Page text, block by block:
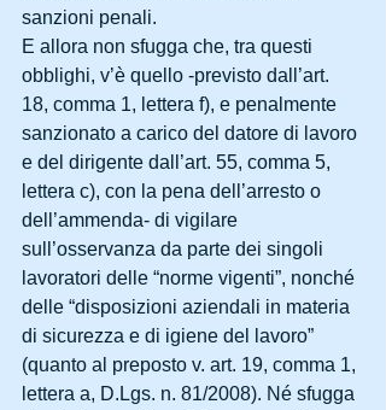
sanzioni penali.
E allora non sfugga che, tra questi
obblighi, v’è quello -previsto dall’art.
18, comma 1, lettera f), e penalmente
sanzionato a carico del datore di lavoro
e del dirigente dall’art. 55, comma 5,
lettera c), con la pena dell’arresto o
dell’ammenda- di vigilare
sull’osservanza da parte dei singoli
lavoratori delle “norme vigenti”, nonché
delle “disposizioni aziendali in materia
di sicurezza e di igiene del lavoro”
(quanto al preposto v. art. 19, comma 1,
lettera a, D.Lgs. n. 81/2008). Né sfugga